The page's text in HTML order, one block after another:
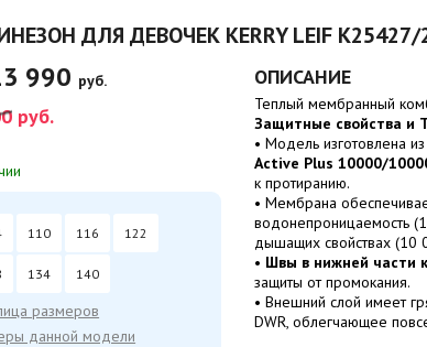
ДЛЯ ДЕВОЧЕК KERRY LEIF K25427/
990 руб.
руб.
110 116 122
134 140
размеров
данной модели
ОПИСАНИЕ
Теплый мембранный
Защитные свойства и
• Модель изготовлена из
Active Plus 10000/
к протиранию.
• Мембрана
водонепроницаемость
дышащих свойствах (10
• Швы в нижней части
защиты от промокания.
• Внешний слой имеет
DWR, облегчающее